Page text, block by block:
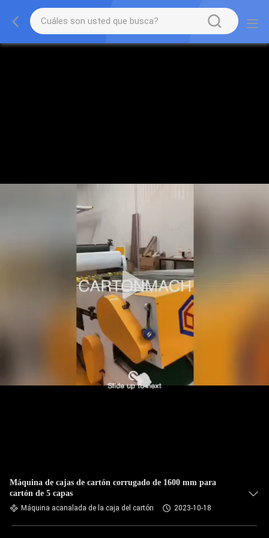
Máquina de cajas de cartón corrugado de 1600 mm para
cartón de 5 capas
Máquina acanalada de la caja del cartón 2023-10-18